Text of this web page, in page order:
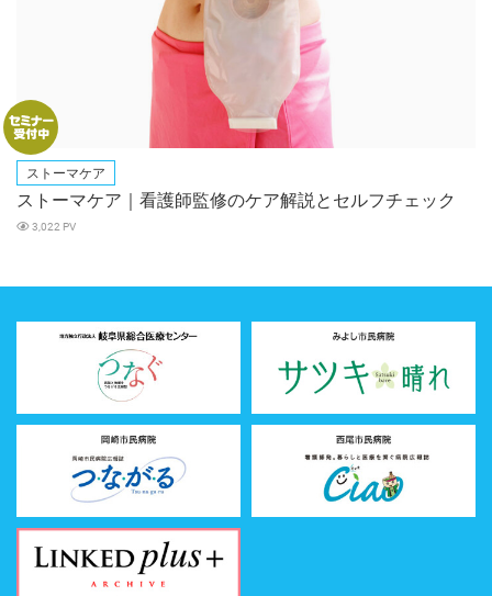
ストーマケア
ストーマケア｜看護師監修のケア解説とセルフチェック
3,022 PV